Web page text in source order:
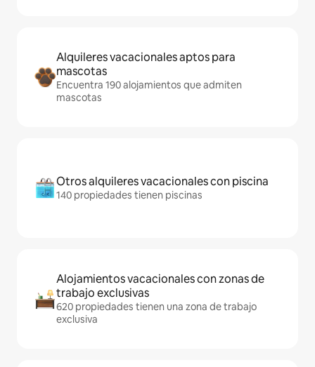
Alquileres vacacionales aptos para
mascotas
Encuentra 190 alojamientos que admiten
mascotas
Otros alquileres vacacionales con piscina
140 propiedades tienen piscinas
Alojamientos vacacionales con zonas de
trabajo exclusivas
620 propiedades tienen una zona de trabajo
exclusiva